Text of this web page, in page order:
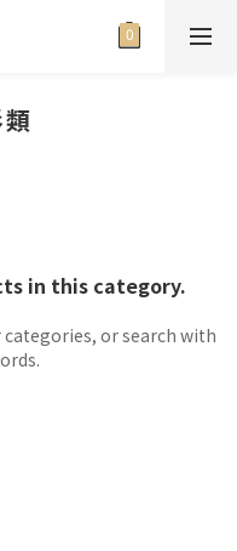
in this category.
or search with